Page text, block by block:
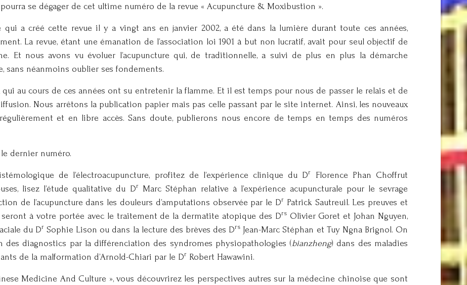
se dégager de cet ultime numéro de la revue « Acupuncture & Moxibustion ».
qui a créé cette revue il y a vingt ans en janvier 2002, a été dans la lumière durant toute ces années,
La revue, étant une émanation de l’association loi 1901 à but non lucratif, avait pour seul objectif de
Et nous avons vu évoluer l’acupuncture qui, de traditionnelle, a suivi de plus en plus la démarche
néanmoins oublier ses fondements.
qui au cours de ces années ont su entretenir la flamme. Et il est temps pour nous de passer le relais et de
Nous arrêtons la publication papier mais pas celle passant par le site internet. Ainsi, les nouveaux
et en libre accès. Sans doute, publierons nous encore de temps en temps des numéros
dernier numéro.
de l’électroacupuncture, profitez de l’expérience clinique du Dr
Florence Phan Choffrut
lisez l’étude qualitative du Dr
Marc Stéphan relative à l’expérience acupuncturale pour le sevrage
de l’acupuncture dans les douleurs d’amputations observée par le Dr Patrick Sautreuil. Les preuves et
seront à votre portée avec le traitement de la dermatite atopique des DrsOlivier Goret et Johan Nguyen,
du Dr Sophie Lison ou dans la lecture des brèves des Drs Jean-Marc Stéphan et Tuy Ngna Brignol. On
des diagnostics par la différenciation des syndromes physiopathologies (bianzheng) dans des maladies
de la malformation d’Arnold-Chiari par le Dr Robert Hawawini.
Medicine And Culture », vous découvrirez les perspectives autres sur la médecine chinoise que sont